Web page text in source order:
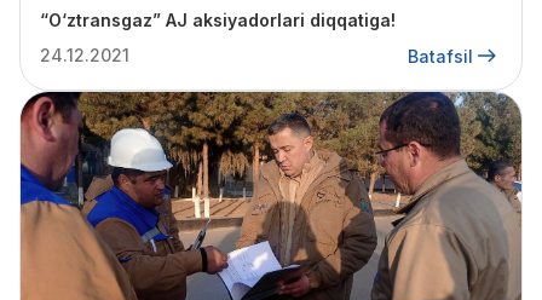
“O‘ztransgaz” AJ aksiyadorlari diqqatiga!
24.12.2021
Batafsil